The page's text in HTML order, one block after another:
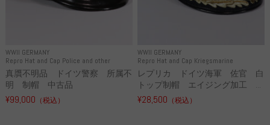
WWII GERMANY
Repro Hat and Cap Police and other
真贋不明品 ドイツ警察 所属不
明 制帽 中古品
¥99,000 （税込）
WWII GERMANY
Repro Hat and Cap Kriegsmarine
レプリカ ドイツ海軍 佐官 白
トップ制帽 エイジング加工 ...
¥28,500 （税込）